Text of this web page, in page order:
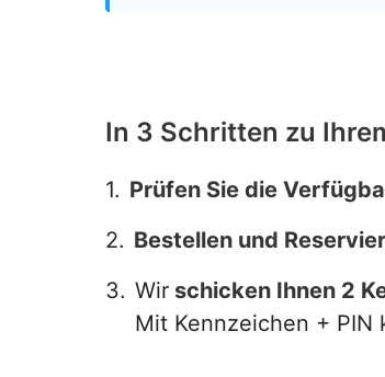
In 3 Schritten zu
1. Prüfen Sie die
2. Bestellen und
3. Wir schicken Ihnen 2
Mit Kennzeichen + PIN